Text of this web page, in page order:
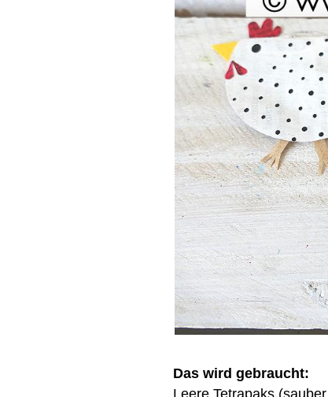
Das wird gebraucht:
Leere Tetrapaks